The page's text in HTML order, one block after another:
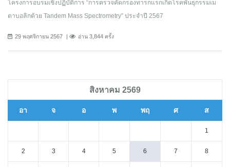
โครงการอบรมเชิงปฏิบัติการ “การตรวจคัดกรองทารกแรกเกิดโรคพันธุกรรมเม
ตาบอลิกด้วย Tandem Mass Spectrometry” ประจำปี 2567
29 พฤศจิกายน 2567 อ่าน 3,844 ครั้ง
สิงหาคม 2569
อา จ อ พ พฤ ศ ส
1
2 3 4 5 6 7 8